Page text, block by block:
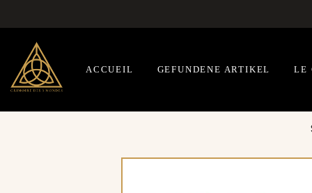
ACCUEIL GEFUNDENE ARTIKEL LE